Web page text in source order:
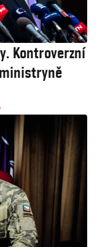
Kontroverzní